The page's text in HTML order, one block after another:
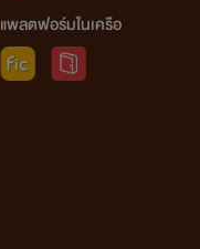
แพลตฟอร์มในเครือ